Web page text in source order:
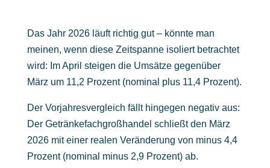
Das Jahr 2026 läuft richtig gut – könnte man
meinen, wenn diese Zeitspanne isoliert betrachtet
wird: Im April steigen die Umsätze gegenüber
März um 11,2 Prozent (nominal plus 11,4 Prozent).
Der Vorjahresvergleich fällt hingegen negativ aus:
Der Getränkefachgroßhandel schließt den März
2026 mit einer realen Veränderung von minus 4,4
Prozent (nominal minus 2,9 Prozent) ab.​